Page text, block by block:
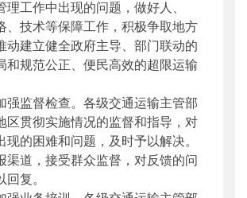
工作中出现的问题，做好人、
、技术等保障工作，积极争取地方
动建立健全政府主导、部门联动的
和规范公正、便民高效的超限运输
监督检查。各级交通运输主管部
区贯彻实施情况的监督和指导，对
的困难和问题，及时予以解决。
渠道，接受群众监督，对反馈的问
复。